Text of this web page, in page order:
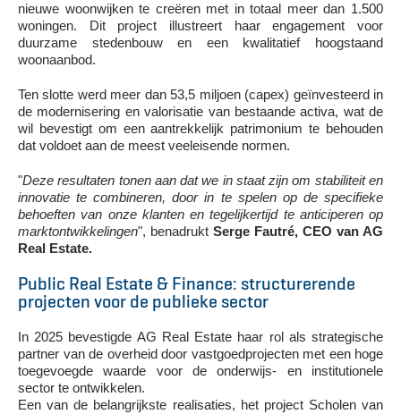
nieuwe woonwijken te creëren met in totaal meer dan 1.500
woningen. Dit project illustreert haar engagement voor
duurzame stedenbouw en een kwalitatief hoogstaand
woonaanbod.
Ten slotte werd meer dan 53,5 miljoen (capex) geïnvesteerd in
de modernisering en valorisatie van bestaande activa, wat de
wil bevestigt om een aantrekkelijk patrimonium te behouden
dat voldoet aan de meest veeleisende normen.
"Deze resultaten tonen aan dat we in staat zijn om stabiliteit en
innovatie te combineren, door in te spelen op de specifieke
behoeften van onze klanten en tegelijkertijd te anticiperen op
marktontwikkelingen", benadrukt Serge Fautré, CEO van AG
Real Estate.
Public Real Estate & Finance: structurerende
projecten voor de publieke sector
In 2025 bevestigde AG Real Estate haar rol als strategische
partner van de overheid door vastgoedprojecten met een hoge
toegevoegde waarde voor de onderwijs- en institutionele
sector te ontwikkelen.
Een van de belangrijkste realisaties, het project Scholen van